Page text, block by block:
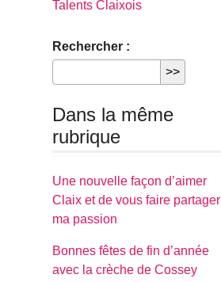
Talents Claixois
Rechercher :
Dans la même
rubrique
Une nouvelle façon d’aimer
Claix et de vous faire partager
ma passion
Bonnes fêtes de fin d’année
avec la crèche de Cossey